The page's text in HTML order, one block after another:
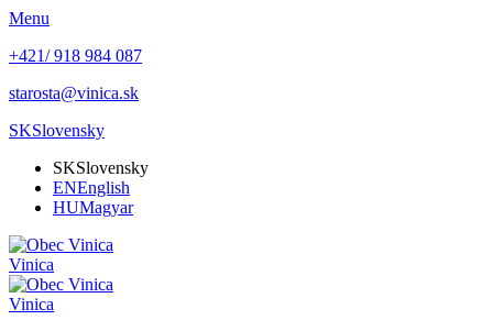
Menu
+421/ 918 984 087
starosta@vinica.sk
SKSlovensky
SKSlovensky
ENEnglish
HUMagyar
Vinica
Vinica